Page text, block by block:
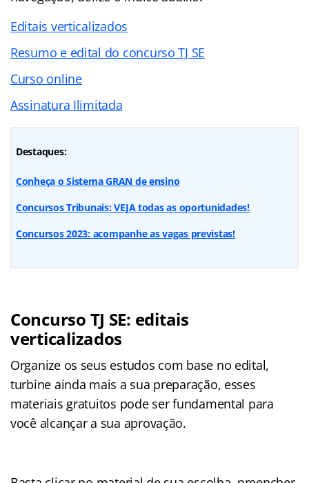
Editais verticalizados
Resumo e edital do concurso TJ SE
Curso online
Assinatura Ilimitada
Destaques:
Conheça o Sistema GRAN de ensino
Concursos Tribunais: VEJA todas as oportunidades!
Concursos 2023: acompanhe as vagas previstas!
Concurso TJ SE: editais
verticalizados
Organize os seus estudos com base no edital,
turbine ainda mais a sua preparação, esses
materiais gratuitos pode ser fundamental para
você alcançar a sua aprovação.